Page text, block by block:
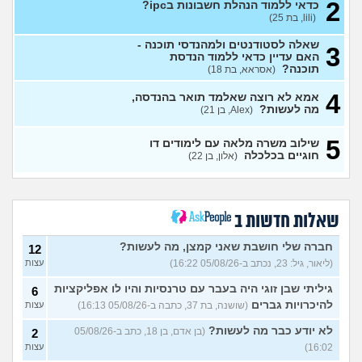
יש לי 11 שנות לימוד איך אני
אני מרגישה שאני לא מתקדמת
לשום מקום
(ללללל, בת 24)
לימודים בתחום מזרחנות/
קרימינולוגיה עם אבחנות
ללמוד פסיכולוגיה? (מישהו, בן
87)
(ירין, בת 19)
סיימתי תואר והבנתי שאני לא
עכשיו?
(טל, בת 29)
9
עצות
מס שאלות לסטודנטים ובוגרים
של המכללה האקדמית וינגייט
1
עצות
לימודים מסלול בוקר או ערב?
(אנונימית, בת 27)
3
עצות
2 כדאי ללמוד הנהלת חשבונות בipc?
(lili, בת 25)
3 שאלה לסטודנטים ולמהנדסי תוכנה -
האם עדיין כדאי ללמוד הנדסת
תוכנה? (אסראא, בת 18)
4 אמא לא רוצה שאלמד תואר בהנדסה,
מה לעשות? (Alex, בן 21)
5 שילוב משרה מלאה עם לימודים דו
חוגיים בכלכלה (אלון, בן 22)
שאלות חדשות ב
חברה שלי חושבת שאני קמצן, מה לעשות?
(ליאור, גיל: 23, נכתב ב-05/08/26 16:22)
12
עצות
גיליתי שבן זוגי היה בעבר עם טרנסיות והיו לו אפליקציות
להיכרויות גברים (שושנה, בת 37, כתבה ב-05/08/26 16:13)
6
עצות
לא יודע כבר מה לעשות?
(בן אדם, בן 18, כתב ב-05/08/26
16:02)
2
עצות